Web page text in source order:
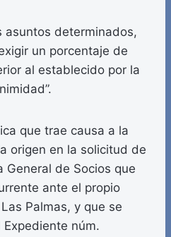
asuntos determinados,
un porcentaje de
al establecido por la
que trae causa a la
origen en la solicitud de
General de Socios que
ante el propio
Palmas, y que se
núm.